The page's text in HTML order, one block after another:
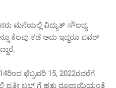
ಮನೆಯಲ್ಲಿ ವಿದ್ಯುತ್ ಸೌಲಭ್ಯ
ಕೆಲವು ಕಡೆ ಅದು ಇದ್ದರೂ ಪವರ್
ಫೆಬ್ರವರಿ 15, 2022ರವರೆಗೆ
ಬಲ್ಬ್ ಗೆ ಹತ್ತು ರೂಪಾಯಿಯಂತೆ